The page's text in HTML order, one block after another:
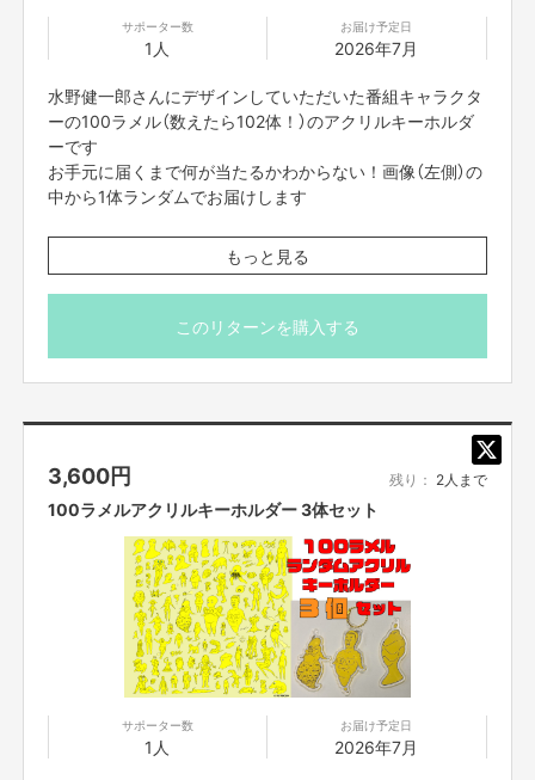
サポーター数
1人
お届け予定日
2026年7月
水野健一郎さんにデザインしていただいた番組キャラクタ
ーの100ラメル（数えたら102体！）のアクリルキーホルダ
ーです
お手元に届くまで何が当たるかわからない！画像（左側）の
中から1体ランダムでお届けします
どのキーホルダーもこの世にひとつしか存在しません！
※番組制作費に充てさせていただきます
※画像はイメージです
もっと見る
このリターンを購入する
3,600円 残り： 2人まで
100ラメルアクリルキーホルダー 3体セット
サポーター数
1人
お届け予定日
2026年7月